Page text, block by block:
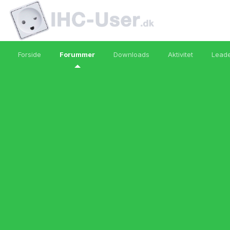
Forside Forummer Downloads Aktivitet